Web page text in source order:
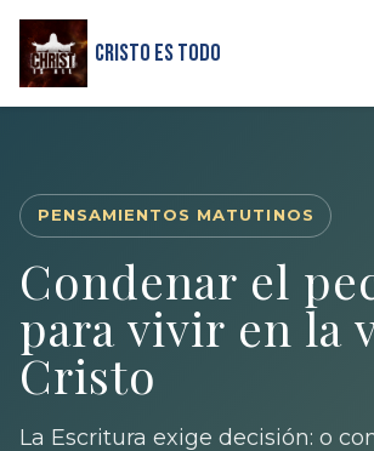
Cristo Es Todo
PENSAMIENTOS MATUTINOS
Condenar el
para vivir en la
Cristo
La Escritura exige decisión: o